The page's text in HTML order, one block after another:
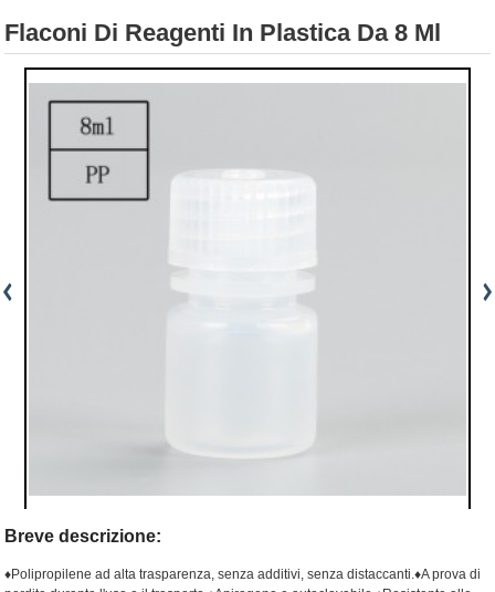
Flaconi Di Reagenti In Plastica Da 8 Ml
Breve descrizione:
♦Polipropilene ad alta trasparenza, senza additivi, senza distaccanti.♦A prova di